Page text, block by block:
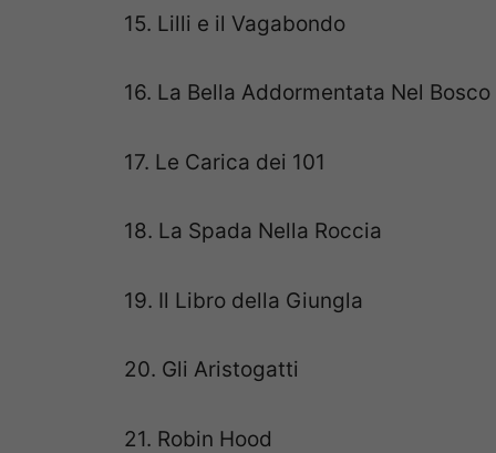
15. Lilli e il Vagabondo
16. La Bella Addormentata Nel Bosco
17. Le Carica dei 101
18. La Spada Nella Roccia
19. Il Libro della Giungla
20. Gli Aristogatti
21. Robin Hood